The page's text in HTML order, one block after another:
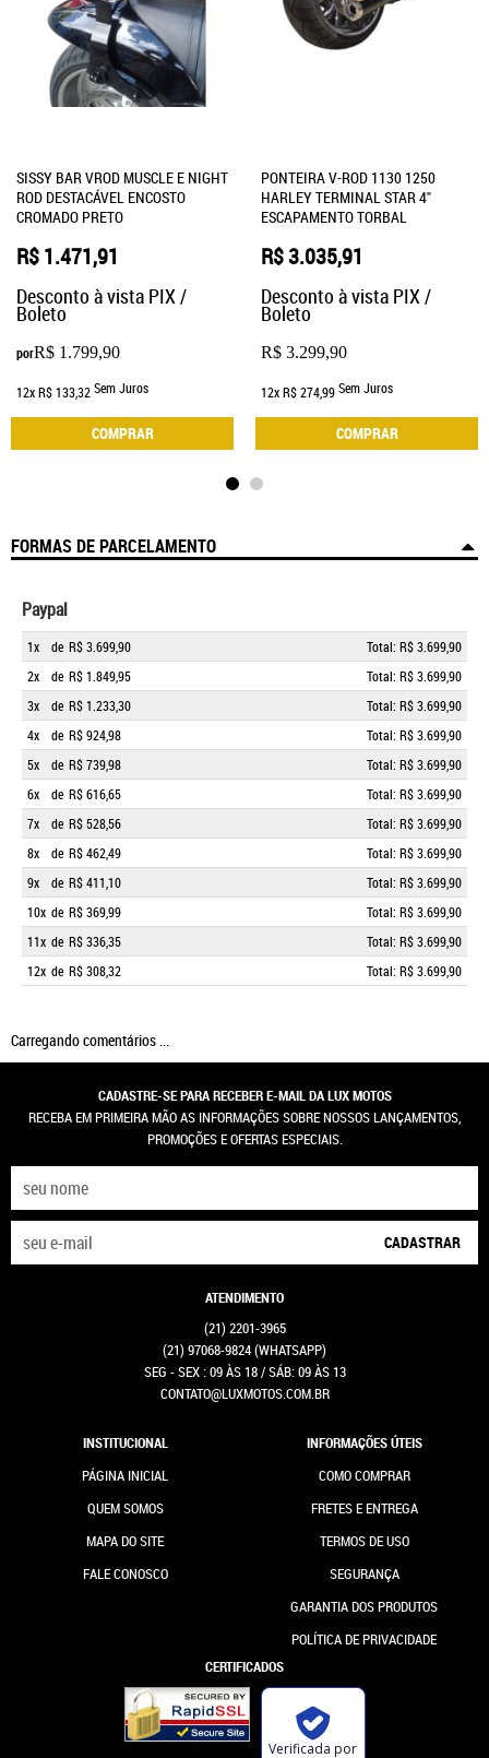
SISSY BAR VROD MUSCLE E NIGHT
ROD DESTACÁVEL ENCOSTO
CROMADO PRETO
porR$ 1.799,90
R$ 1.471,91
Desconto à vista PIX /
Boleto
12xR$ 133,32Sem Juros
COMPRAR
PONTEIRA V-ROD 1130 1250
HARLEY TERMINAL STAR 4"
ESCAPAMENTO TORBAL
R$ 3.299,90
R$ 3.035,91
Desconto à vista PIX /
Boleto
12xR$ 274,99Sem Juros
COMPRAR
FORMAS DE PARCELAMENTO
Paypal
1x de R$ 3.699,90
Total: R$ 3.699,90
2x
de R$ 1.849,95
Total: R$ 3.699,90
3x
de R$ 1.233,30
Total: R$ 3.699,90
4x
de R$ 924,98
Total: R$ 3.699,90
5x
de R$ 739,98
Total: R$ 3.699,90
6x
de R$ 616,65
Total: R$ 3.699,90
7x
de R$ 528,56
Total: R$ 3.699,90
8x
de R$ 462,49
Total: R$ 3.699,90
9x
de R$ 411,10
Total: R$ 3.699,90
10x de R$ 369,99
Total: R$ 3.699,90
11x de R$ 336,35
Total: R$ 3.699,90
12x de R$ 308,32 Total: R$ 3.699,90
Carregando comentários ...
CADASTRE-SE PARA RECEBER E-MAIL DA LUX MOTOS
RECEBA EM PRIMEIRA MÃO AS INFORMAÇÕES SOBRE NOSSOS LANÇAMENTOS,
PROMOÇÕES E OFERTAS ESPECIAIS.
CADASTRAR
ATENDIMENTO
(21) 2201-3965
(21) 97068-9824(WHATSAPP)
SEG - SEX : 09 ÀS 18 / SÁB: 09 ÀS 13
CONTATO@LUXMOTOS.COM.BR
INSTITUCIONAL
PÁGINA INICIAL
QUEM SOMOS
MAPA DO SITE
FALE CONOSCO
INFORMAÇÕES ÚTEIS
COMO COMPRAR
FRETES E ENTREGA
TERMOS DE USO
SEGURANÇA
GARANTIA DOS PRODUTOS
POLÍTICA DE PRIVACIDADE
CERTIFICADOS
Verificada por